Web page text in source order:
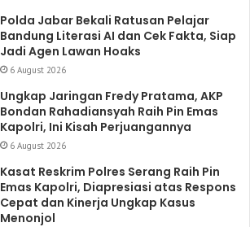
Polda Jabar Bekali Ratusan Pelajar
Bandung Literasi AI dan Cek Fakta, Siap
Jadi Agen Lawan Hoaks
6 August 2026
Ungkap Jaringan Fredy Pratama, AKP
Bondan Rahadiansyah Raih Pin Emas
Kapolri, Ini Kisah Perjuangannya
6 August 2026
Kasat Reskrim Polres Serang Raih Pin
Emas Kapolri, Diapresiasi atas Respons
Cepat dan Kinerja Ungkap Kasus
Menonjol